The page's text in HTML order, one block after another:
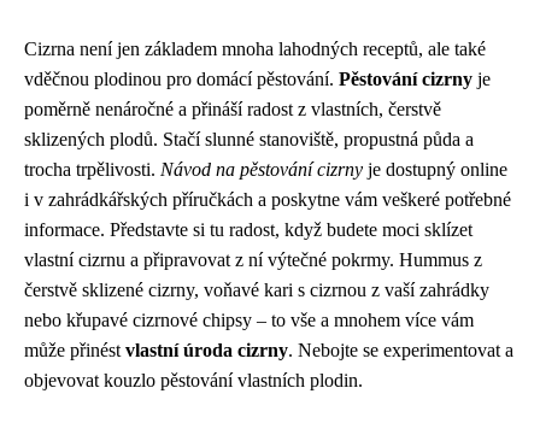
Cizrna není jen základem mnoha lahodných receptů, ale také
vděčnou plodinou pro domácí pěstování. Pěstování cizrny je
poměrně nenáročné a přináší radost z vlastních, čerstvě
sklizených plodů. Stačí slunné stanoviště, propustná půda a
trocha trpělivosti. Návod na pěstování cizrny je dostupný online
i v zahrádkářských příručkách a poskytne vám veškeré potřebné
informace. Představte si tu radost, když budete moci sklízet
vlastní cizrnu a připravovat z ní výtečné pokrmy. Hummus z
čerstvě sklizené cizrny, voňavé kari s cizrnou z vaší zahrádky
nebo křupavé cizrnové chipsy – to vše a mnohem více vám
může přinést vlastní úroda cizrny. Nebojte se experimentovat a
objevovat kouzlo pěstování vlastních plodin.